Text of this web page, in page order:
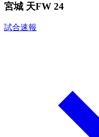
宮城 天FW 24
試合速報